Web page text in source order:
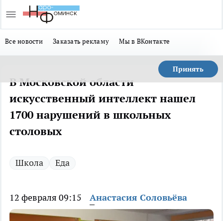
Все новости Заказать рекламу Мы в ВКонтакте
Принять
В Московской области
искусственный интеллект нашел
1700 нарушений в школьных
столовых
Школа Еда
12 февраля 09:15 Анастасия Соловьёва